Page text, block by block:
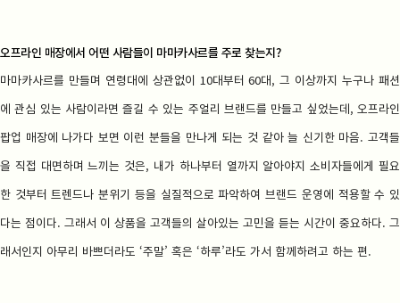
오프라인 매장에서 어떤 사람들이 마마카사르를 주로 찾는지?
마마카사르를 만들며 연령대에 상관없이 10대부터 60대, 그 이상까지 누구나 패션
에 관심 있는 사람이라면 즐길 수 있는 주얼리 브랜드를 만들고 싶었는데, 오프라인
팝업 매장에 나가다 보면 이런 분들을 만나게 되는 것 같아 늘 신기한 마음. 고객들
을 직접 대면하며 느끼는 것은, 내가 하나부터 열까지 알아야지 소비자들에게 필요
한 것부터 트렌드나 분위기 등을 실질적으로 파악하여 브랜드 운영에 적용할 수 있
다는 점이다. 그래서 이 상품을 고객들의 살아있는 고민을 듣는 시간이 중요하다. 그
래서인지 아무리 바쁘더라도 ‘주말’ 혹은 ‘하루’라도 가서 함께하려고 하는 편.